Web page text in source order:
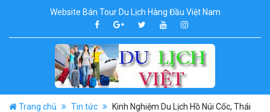
Website Bán Tour Du Lịch Hàng Đầu Việt Nam
Trang chủ Tin tức
Kinh Nghiệm Du Lịch Hồ Núi Cốc, Thái